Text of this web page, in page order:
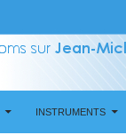
INSTRUMENTS